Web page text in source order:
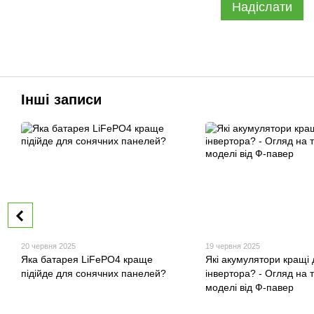
Надіслати
Інші записи
20 червня 2025
Яка батарея LiFePO4 краще
підійде для сонячних панелей?
19 червня 2025
Які акумулятори кращі
інвертора? - Огляд на
моделі від Ф-павер